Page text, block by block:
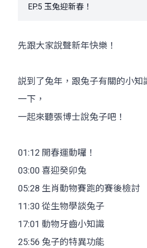
EP.5 玉兔迎新春！
先跟大家說聲新年快樂！
説到了兔年，跟兔子有關的小知
一下，
一起來聽張博士說兔子吧！
01:12 開春運動囉！
03:00 喜迎癸卯兔
05:28 生肖動物賽跑的賽後檢討
11:30 從生物學談兔子
17:01 動物牙齒小知識
25:56 兔子的特異功能